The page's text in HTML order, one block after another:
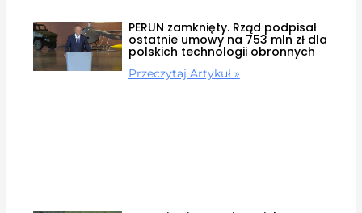
PERUN zamknięty. Rząd podpisał
ostatnie umowy na 753 mln zł dla
polskich technologii obronnych
Przeczytaj Artykuł »